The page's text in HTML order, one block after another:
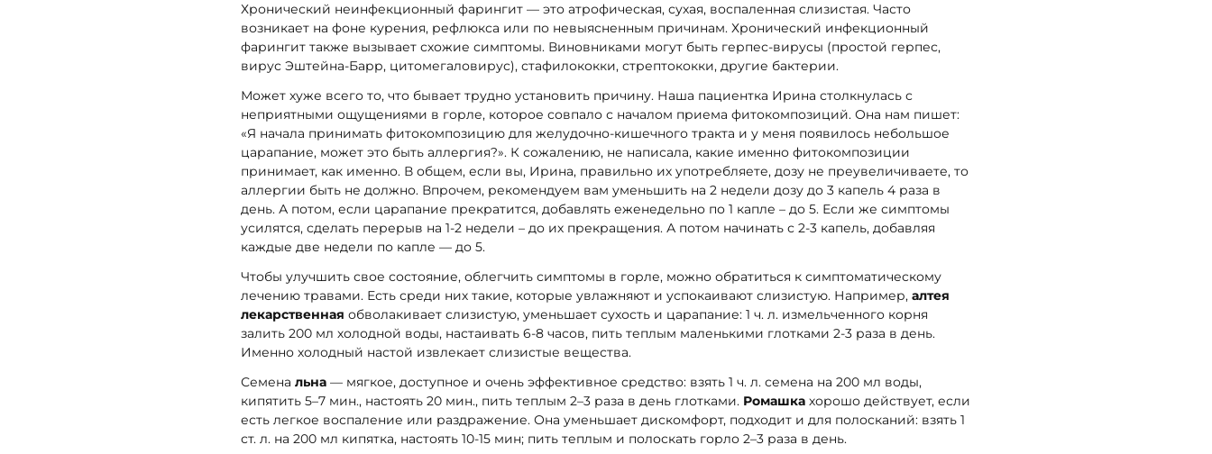
Хронический неинфекционный фарингит — это атрофическая, сухая, воспаленная слизистая. Часто
возникает на фоне курения, рефлюкса или по невыясненным причинам. Хронический инфекционный
фарингит также вызывает схожие симптомы. Виновниками могут быть герпес-вирусы (простой герпес,
вирус Эштейна-Барр, цитомегаловирус), стафилококки, стрептококки, другие бактерии.
Может хуже всего то, что бывает трудно установить причину. Наша пациентка Ирина столкнулась с
неприятными ощущениями в горле, которое совпало с началом приема фитокомпозиций. Она нам пишет:
«Я начала принимать фитокомпозицию для желудочно-кишечного тракта и у меня появилось небольшое
царапание, может это быть аллергия?». К сожалению, не написала, какие именно фитокомпозиции
принимает, как именно. В общем, если вы, Ирина, правильно их употребляете, дозу не преувеличиваете, то
аллергии быть не должно. Впрочем, рекомендуем вам уменьшить на 2 недели дозу до 3 капель 4 раза в
день. А потом, если царапание прекратится, добавлять еженедельно по 1 капле – до 5. Если же симптомы
усилятся, сделать перерыв на 1-2 недели – до их прекращения. А потом начинать с 2-3 капель, добавляя
каждые две недели по капле — до 5.
Чтобы улучшить свое состояние, облегчить симптомы в горле, можно обратиться к симптоматическому
лечению травами. Есть среди них такие, которые увлажняют и успокаивают слизистую. Например, алтея
лекарственная обволакивает слизистую, уменьшает сухость и царапание: 1 ч. л. измельченного корня
залить 200 мл холодной воды, настаивать 6-8 часов, пить теплым маленькими глотками 2-3 раза в день.
Именно холодный настой извлекает слизистые вещества.
Семена льна — мягкое, доступное и очень эффективное средство: взять 1 ч. л. семена на 200 мл воды,
кипятить 5–7 мин., настоять 20 мин., пить теплым 2–3 раза в день глотками. Ромашка хорошо действует, если
есть легкое воспаление или раздражение. Она уменьшает дискомфорт, подходит и для полосканий: взять 1
ст. л. на 200 мл кипятка, настоять 10-15 мин; пить теплым и полоскать горло 2–3 раза в день.